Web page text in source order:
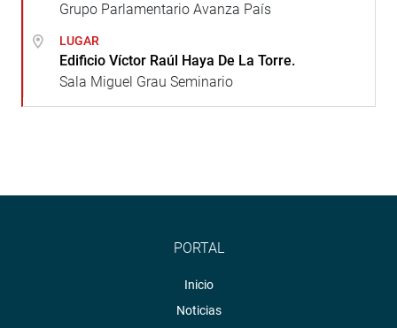
Grupo Parlamentario Avanza País
LUGAR
Edificio Víctor Raúl Haya De La Torre.
Sala Miguel Grau Seminario
PORTAL
Inicio
Noticias